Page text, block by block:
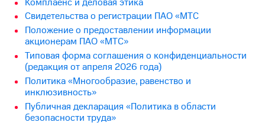
информации
Информация
акционерам
Документы
ПАО
"МТС"
Собрания
акционеров
Личный
кабинет
акционера
Свидетельства о регистрации ПАО «МТС
Положение о предоставлении информации
акционерам ПАО «МТС»
Типовая форма соглашения о конфиденциальности
(редакция от апреля 2026 года)
Политика «Многообразие, равенство и
инклюзивность»
Публичная декларация «Политика в области
безопасности труда»